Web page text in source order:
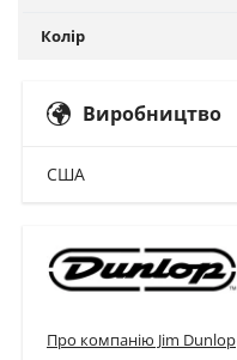
Колір
Виробництво
США
Про компанію Jim Dunlop